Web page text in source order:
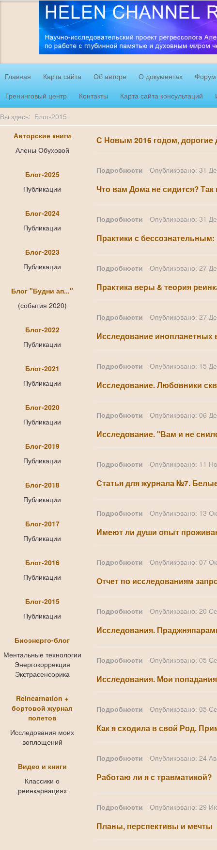
Главная Карта сайта Об авторе О документах
Форум
Тренинговый центр
Контакты Карта сайта консультаций
Вы здесь: Блог-2015
Авторские книги
Алены Обуховой
Блог-2025
Публикации
Блог-2024
Публикации
Блог-2023
Публикации
Блог "Будни ап..."
(события 2020)
Блог-2022
Публикации
Блог-2021
Публикации
Блог-2020
Публикации
Блог-2019
Публикации
Блог-2018
Публикации
Блог-2017
Публикации
Блог-2016
Публикации
Блог-2015
Публикации
Биоэнерго-блог
Ментальные технологии
Энергокоррекция
Экстрасенсорика
Reincarnation +
бортовой журнал
полетов
Исследования моих
воплощений
Видео и книги
Классики о
реинкарнациях
С Новым 2016 годом, дорогие
Подробности Опубликовано: 31
Что вам Дома не сидится? Так
Подробности Опубликовано: 31
Практики с
Подробности Опубликовано: 27
Практика веры & теория
Подробности Опубликовано: 27
Исследование инопланетных
Подробности Опубликовано: 15
Исследование. Любовники
Подробности Опубликовано: 06
Исследование. "Вам и не
Подробности Опубликовано: 11
Статья для журнала №7.
Подробности Опубликовано: 13
Имеют ли души опыт
Подробности Опубликовано: 07
Отчет по исследованиям
Подробности Опубликовано: 20
Исследования.
Подробности Опубликовано: 05
Исследования. Мои
Подробности Опубликовано: 05
Как я сходила в свой Род.
Подробности Опубликовано: 24
Работаю ли я с травматикой?
Подробности Опубликовано: 29
Планы, перспективы и мечты